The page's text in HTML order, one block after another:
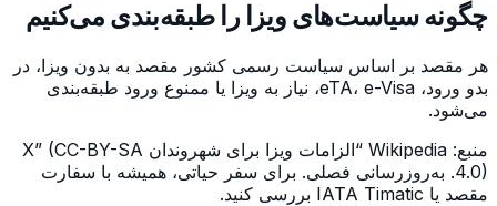
چگونه سیاست‌های ویزا را طبقه‌بندی می‌کنیم
هر مقصد بر اساس سیاست رسمی کشور مقصد به بدون ویزا، در
بدو ورود، eTA، e-Visa، نیاز به ویزا یا ممنوع ورود طبقه‌بندی
می‌شود.
منبع: Wikipedia “الزامات ویزا برای شهروندان X” (CC-BY-SA
4.0). به‌روزرسانی فصلی. برای سفر حیاتی، همیشه با سفارت
مقصد یا IATA Timatic بررسی کنید.